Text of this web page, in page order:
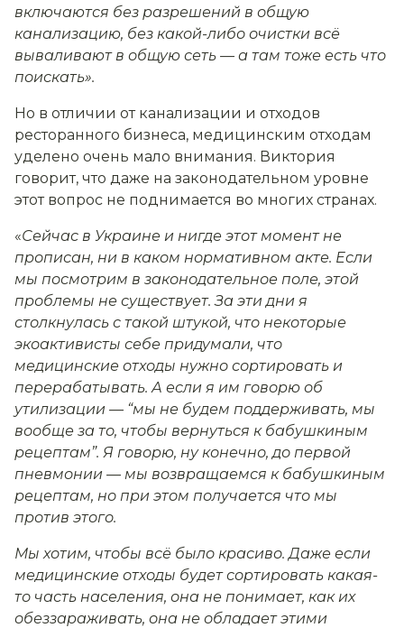
включаются без разрешений в общую
канализацию, без какой-либо очистки всё
вываливают в общую сеть — а там тоже есть что
поискать».
Но в отличии от канализации и отходов
ресторанного бизнеса, медицинским отходам
уделено очень мало внимания. Виктория
говорит, что даже на законодательном уровне
этот вопрос не поднимается во многих странах.
«Сейчас в Украине и нигде этот момент не
прописан, ни в каком нормативном акте. Если
мы посмотрим в законодательное поле, этой
проблемы не существует. За эти дни я
столкнулась с такой штукой, что некоторые
экоактивисты себе придумали, что
медицинские отходы нужно сортировать и
перерабатывать. А если я им говорю об
утилизации — “мы не будем поддерживать, мы
вообще за то, чтобы вернуться к бабушкиным
рецептам”. Я говорю, ну конечно, до первой
пневмонии — мы возвращаемся к бабушкиным
рецептам, но при этом получается что мы
против этого.
Мы хотим, чтобы всё было красиво. Даже если
медицинские отходы будет сортировать какая-
то часть населения, она не понимает, как их
обеззараживать, она не обладает этими